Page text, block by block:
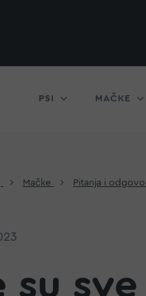
PSI MAČKE
Mačke Pitanja i
su